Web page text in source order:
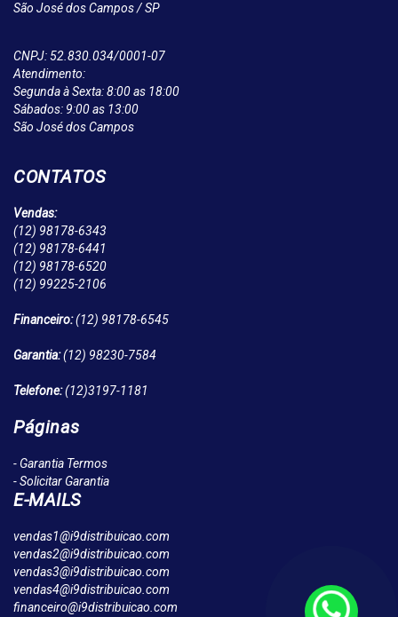
São José dos Campos / SP
CNPJ: 52.830.034/0001-07
Atendimento:
Segunda à Sexta: 8:00 as 18:00
Sábados: 9:00 as 13:00
São José dos Campos
CONTATOS
Vendas:
(12) 98178-6343
(12) 98178-6441
(12) 98178-6520
(12) 99225-2106
Financeiro:(12) 98178-6545
Garantia:(12) 98230-7584
Telefone:(12)3197-1181
Páginas
- Garantia Termos
- Solicitar Garantia
E-MAILS
vendas1@i9distribuicao.com
vendas2@i9distribuicao.com
vendas3@i9distribuicao.com
vendas4@i9distribuicao.com
financeiro@i9distribuicao.com